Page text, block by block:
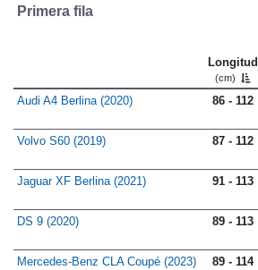
Primera fila
Longitud
(cm)
Audi A4 Berlina (2020) 86 - 112
Volvo S60 (2019) 87 - 112
Jaguar XF Berlina (2021)
91 - 113
DS 9 (2020)
89 - 113
Mercedes-Benz CLA Coupé (2023)
89 - 114